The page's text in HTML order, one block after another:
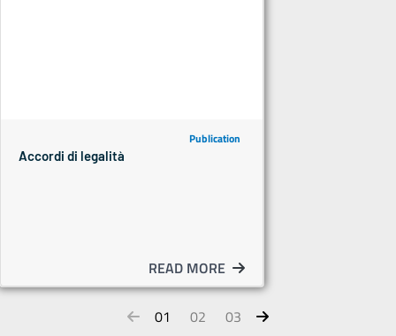
Publication
Accordi di legalità
READ MORE
01 02 03